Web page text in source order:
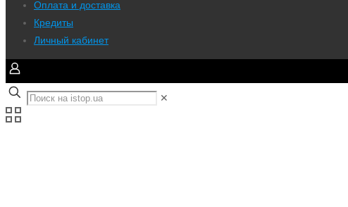
Оплата и доставка
Кредиты
Личный кабинет
✕